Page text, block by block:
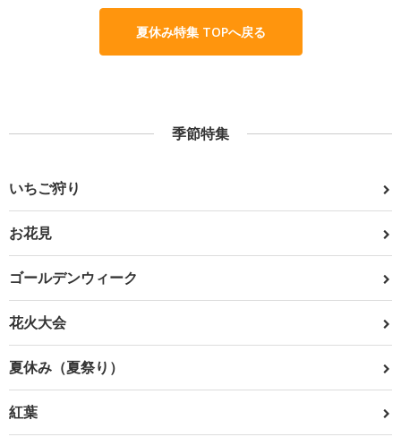
夏休み特集 TOPへ戻る
季節特集
いちご狩り
お花見
ゴールデンウィーク
花火大会
夏休み（夏祭り）
紅葉